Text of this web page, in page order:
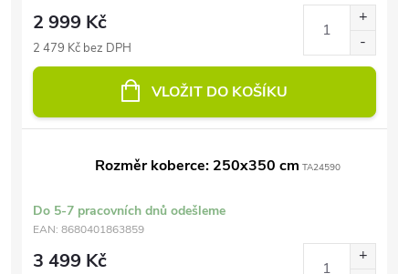
2 999 Kč
2 479 Kč bez DPH
VLOŽIT DO KOŠÍKU
Rozměr koberce: 250x350 cm TA24590
Do 5-7 pracovních dnů odešleme
EAN: 8680401863859
3 499 Kč